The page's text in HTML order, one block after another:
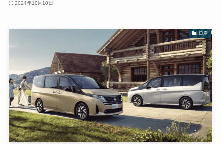
2024年10月10日
日産